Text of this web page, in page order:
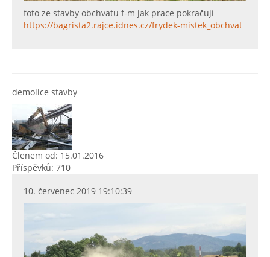
foto ze stavby obchvatu f-m jak prace pokračují
https://bagrista2.rajce.idnes.cz/frydek-mistek_obchvat
demolice stavby
Členem od: 15.01.2016
Příspěvků: 710
10. červenec 2019 19:10:39